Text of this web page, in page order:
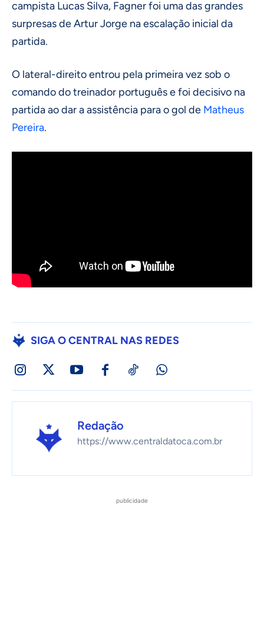
campista Lucas Silva, Fagner foi uma das grandes
surpresas de Artur Jorge na escalação inicial da
partida.
O lateral-direito entrou pela primeira vez sob o
comando do treinador português e foi decisivo na
partida ao dar a assistência para o gol de Matheus
Pereira.
SIGA O CENTRAL NAS REDES
Redação
https://www.centraldatoca.com.br
publicidade